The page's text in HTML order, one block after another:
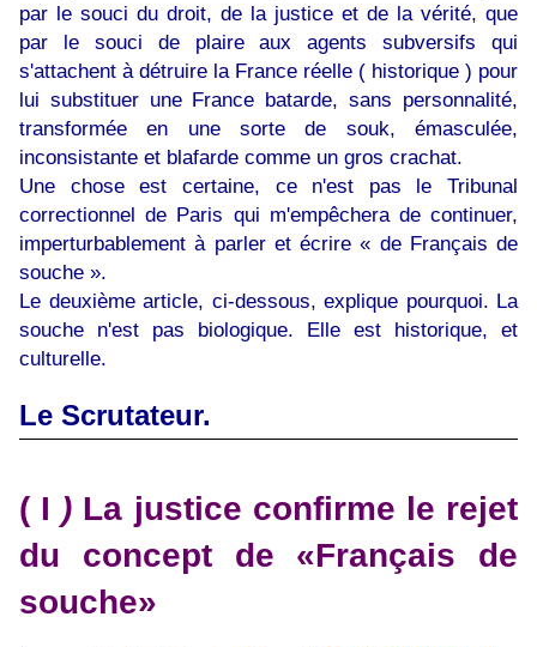
par le souci du droit, de la justice et de la vérité, que
par le souci de plaire aux agents subversifs qui
s'attachent à détruire la France réelle ( historique ) pour
lui substituer une France batarde, sans personnalité,
transformée en une sorte de souk, émasculée,
inconsistante et blafarde comme un gros crachat.
Une chose est certaine, ce n'est pas le Tribunal
correctionnel de Paris qui m'empêchera de continuer,
imperturbablement à parler et écrire « de Français de
souche ».
Le deuxième article, ci-dessous, explique pourquoi. La
souche n'est pas biologique. Elle est historique, et
culturelle.
Le Scrutateur.
( I ) La justice confirme le rejet
du concept de «Français de
souche»